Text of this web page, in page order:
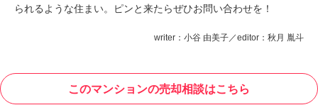
られるような住まい。ピンと来たらぜひお問い合わせを！
writer：小谷 由美子／editor：秋月 胤斗
このマンションの売却相談はこちら